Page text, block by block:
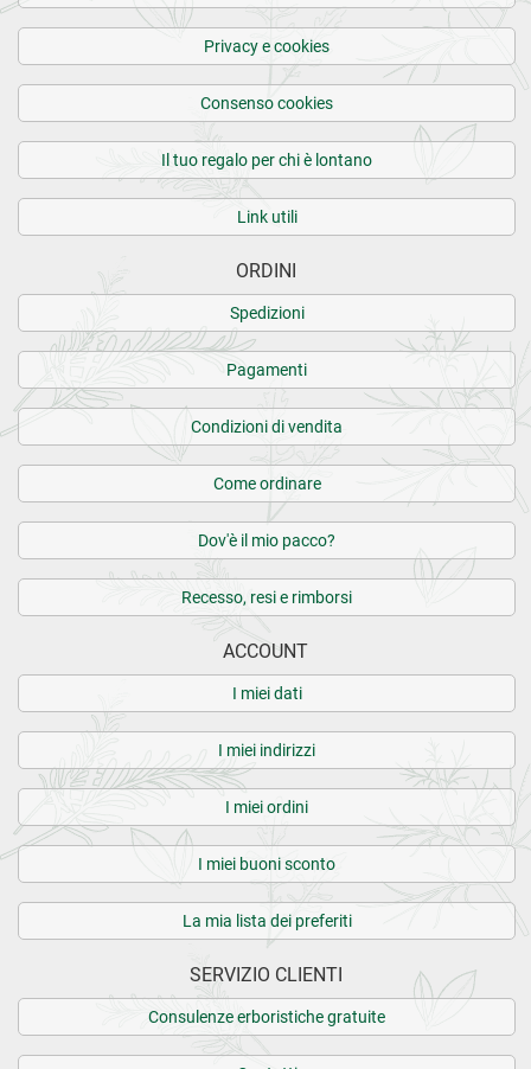
Privacy e cookies
Consenso cookies
Il tuo regalo per chi è lontano
Link utili
ORDINI
Spedizioni
Pagamenti
Condizioni di vendita
Come ordinare
Dov'è il mio pacco?
Recesso, resi e rimborsi
ACCOUNT
I miei dati
I miei indirizzi
I miei ordini
I miei buoni sconto
La mia lista dei preferiti
SERVIZIO CLIENTI
Consulenze erboristiche gratuite